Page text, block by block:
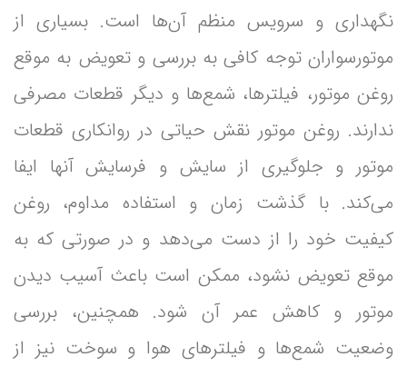
نگهداری و سرویس منظم آن‌ها است. بسیاری از
موتورسواران توجه کافی به بررسی و تعویض به موقع
روغن موتور، فیلترها، شمع‌ها و دیگر قطعات مصرفی
ندارند. روغن موتور نقش حیاتی در روانکاری قطعات
موتور و جلوگیری از سایش و فرسایش آنها ایفا
می‌کند. با گذشت زمان و استفاده مداوم، روغن
کیفیت خود را از دست می‌دهد و در صورتی که به
موقع تعویض نشود، ممکن است باعث آسیب دیدن
موتور و کاهش عمر آن شود. همچنین، بررسی
وضعیت شمع‌ها و فیلترهای هوا و سوخت نیز از